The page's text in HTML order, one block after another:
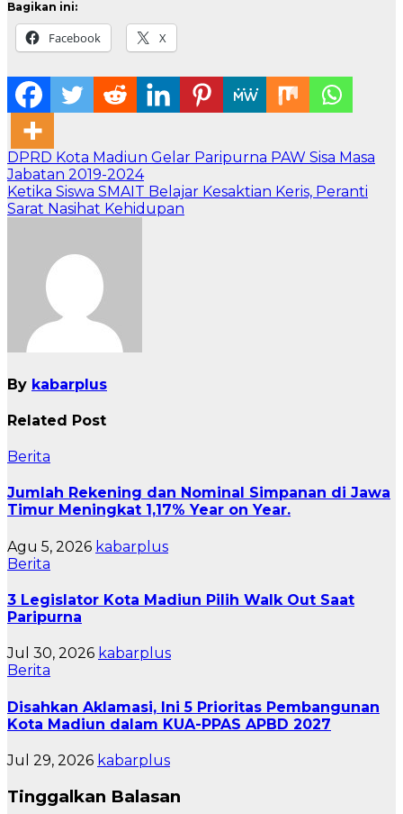
Bagikan ini:
Facebook X
Navigasi
pos
DPRD Kota Madiun Gelar Paripurna PAW Sisa Masa
Jabatan 2019-2024
Ketika Siswa SMAIT Belajar Kesaktian Keris, Peranti
Sarat Nasihat Kehidupan
By kabarplus
Related Post
Berita
Jumlah Rekening dan Nominal Simpanan di Jawa
Timur Meningkat 1,17% Year on Year.
Agu 5, 2026 kabarplus
Berita
3 Legislator Kota Madiun Pilih Walk Out Saat
Paripurna
Jul 30, 2026 kabarplus
Berita
Disahkan Aklamasi, Ini 5 Prioritas Pembangunan
Kota Madiun dalam KUA-PPAS APBD 2027
Jul 29, 2026 kabarplus
Tinggalkan Balasan